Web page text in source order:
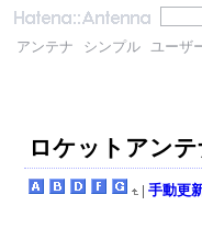
アンテナ シンプル ユーザ
ロケットアンテ
|手動更